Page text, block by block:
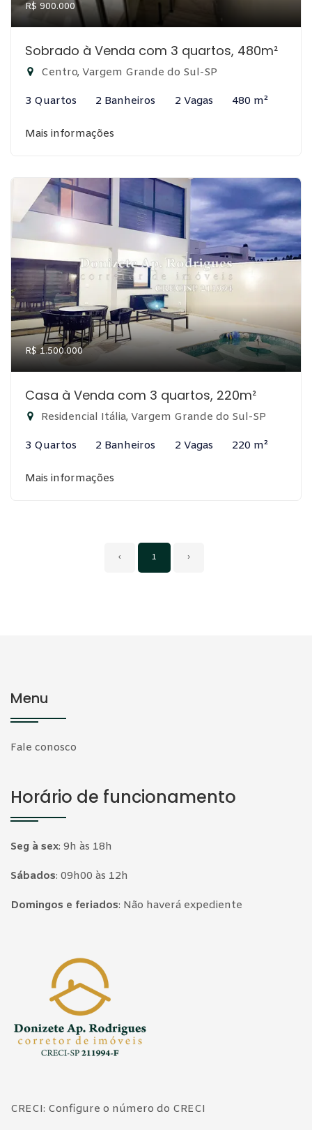
R$ 900.000
Sobrado à Venda com 3 quartos, 480m²
Centro, Vargem Grande do Sul-SP
3 Quartos 2 Banheiros 2 Vagas 480 m²
Mais informações
R$ 1.500.000
Casa à Venda com 3 quartos, 220m²
Residencial Itália, Vargem Grande do Sul-SP
3 Quartos 2 Banheiros 2 Vagas 220 m²
Mais informações
‹ 1 ›
Menu
Fale conosco
Horário de funcionamento
Seg à sex: 9h às 18h
Sábados: 09h00 às 12h
Domingos e feriados: Não haverá expediente
CRECI: Configure o número do CRECI